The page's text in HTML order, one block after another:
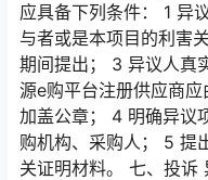
应具备下列条件： 1 异
与者或是本项目的利害
期间提出； 3 异议人真
源e购平台注册供应商
加盖公章； 4 明确异议
购机构、采购人； 5 提
关证明材料。 七、投诉